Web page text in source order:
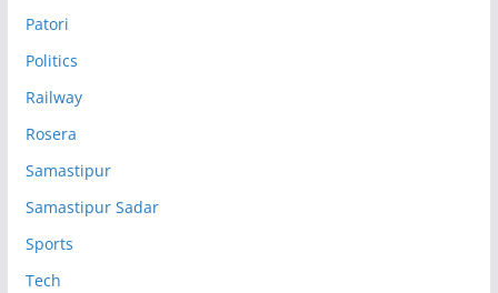
Patori
Politics
Railway
Rosera
Samastipur
Samastipur Sadar
Sports
Tech